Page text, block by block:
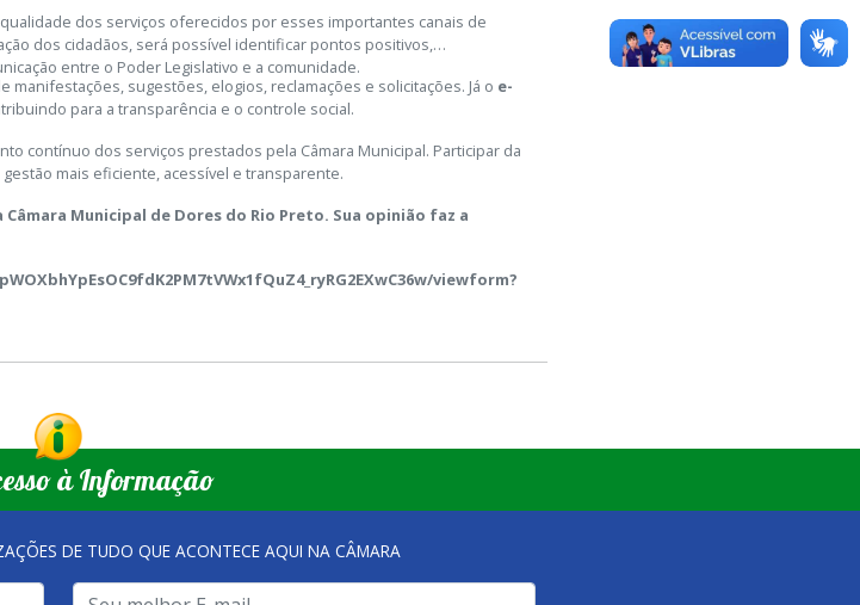
dos serviços oferecidos por esses importantes canais de
dos cidadãos, será possível identificar pontos positivos,
entre o Poder Legislativo e a comunidade.
manifestações, sugestões, elogios, reclamações e solicitações. Já o e-
para a transparência e o controle social.
contínuo dos serviços prestados pela Câmara Municipal. Participar da
mais eficiente, acessível e transparente.
Municipal de Dores do Rio Preto. Sua opinião faz a
viewform?
à Informação
DE TUDO QUE ACONTECE AQUI NA CÂMARA